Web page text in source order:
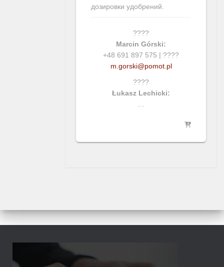
дозировки удобрений.
????
Marcin Górski:
+48 691 897 575 | ????
m.gorski@pomot.pl
????
Łukasz Lechicki: